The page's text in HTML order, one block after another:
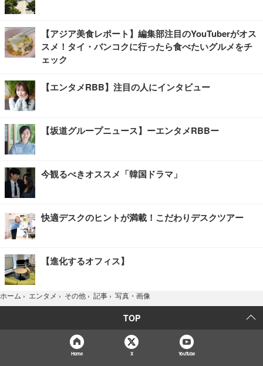
【アジア美食レポート】編集部注目のYouTuberがオス
スメ！タイ・バンコクに行ったら食べたいグルメをチ
ェック
【エンタメRBB】注目の人にインタビュー
【坂道グループニュース】ーエンタメRBBー
今観るべきオススメ「韓国ドラマ」
快適デスクのヒントが満載！こだわりデスクツアー
【進化するオフィス】
ホーム › エンタメ › その他 › 記事 › 写真・画像
TOP
Home X YouTube